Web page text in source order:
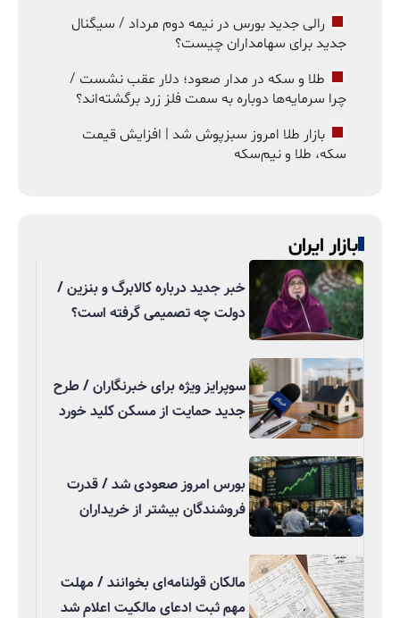
رالی جدید بورس در نیمه دوم مرداد / سیگنال
جدید برای سهامداران چیست؟
طلا و سکه در مدار صعود؛ دلار عقب نشست /
چرا سرمایه‌ها دوباره به سمت فلز زرد برگشته‌اند؟
بازار طلا امروز سبزپوش شد | افزایش قیمت
سکه، طلا و نیم‌سکه
بازار ایران
خبر جدید درباره کالابرگ و بنزین /
دولت چه تصمیمی گرفته است؟
سوپرایز ویژه برای خبرنگاران / طرح
جدید حمایت از مسکن کلید خورد
بورس امروز صعودی شد / قدرت
فروشندگان بیشتر از خریداران
مالکان قولنامه‌ای بخوانند / مهلت
مهم ثبت ادعای مالکیت اعلام شد